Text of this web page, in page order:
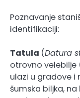
Poznavanje
identifikaciji:
Tatula (Datura
otrovno velebilje
ulazi u gradove i
šumska biljka,